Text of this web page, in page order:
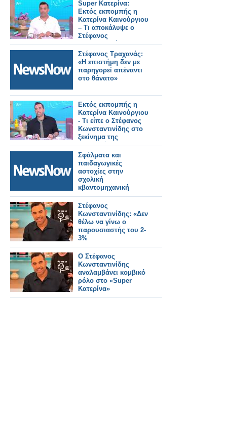
Super Κατερίνα:
Εκτός εκπομπής η
Κατερίνα Καινούργιου
– Τι αποκάλυψε ο
Στέφανος
Κωνσταντινίδης
Στέφανος Τραχανάς:
«Η επιστήμη δεν με
παρηγορεί απέναντι
στο θάνατο»
Εκτός εκπομπής η
Κατερίνα Καινούργιου
- Τι είπε ο Στέφανος
Κωνσταντινίδης στο
ξεκίνημα της
εκπομπής;
Σφάλματα και
παιδαγωγικές
αστοχίες στην
σχολική
κβαντομηχανική
Στέφανος
Κωνσταντινίδης: «Δεν
θέλω να γίνω ο
παρουσιαστής του 2-
3%
Ο Στέφανος
Κωνσταντινίδης
αναλαμβάνει κομβικό
ρόλο στο «Super
Κατερίνα»